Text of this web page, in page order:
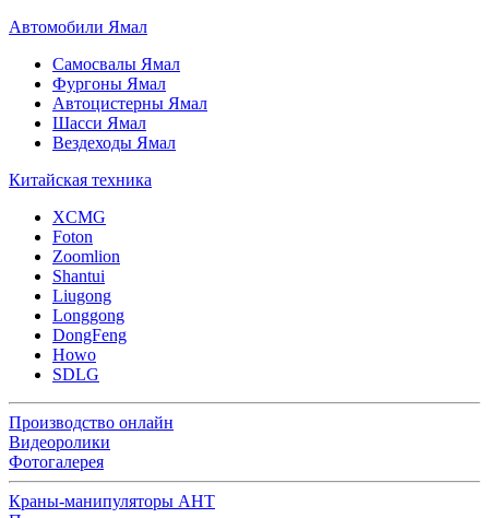
Автомобили Ямал
Самосвалы Ямал
Фургоны Ямал
Автоцистерны Ямал
Шасси Ямал
Вездеходы Ямал
Китайская техника
XCMG
Foton
Zoomlion
Shantui
Liugong
Longgong
DongFeng
Howo
SDLG
Производство онлайн
Видеоролики
Фотогалерея
Краны-манипуляторы АНТ